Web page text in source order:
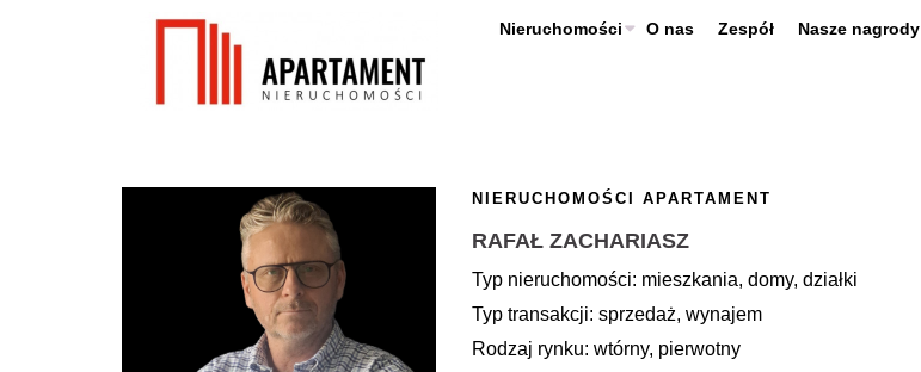
Nieruchomości O nas Zespół Nasze nagrody
NIERUCHOMOŚCI APARTAMENT
RAFAŁ ZACHARIASZ
Typ nieruchomości: mieszkania, domy, działki
Typ transakcji: sprzedaż, wynajem
Rodzaj rynku: wtórny, pierwotny